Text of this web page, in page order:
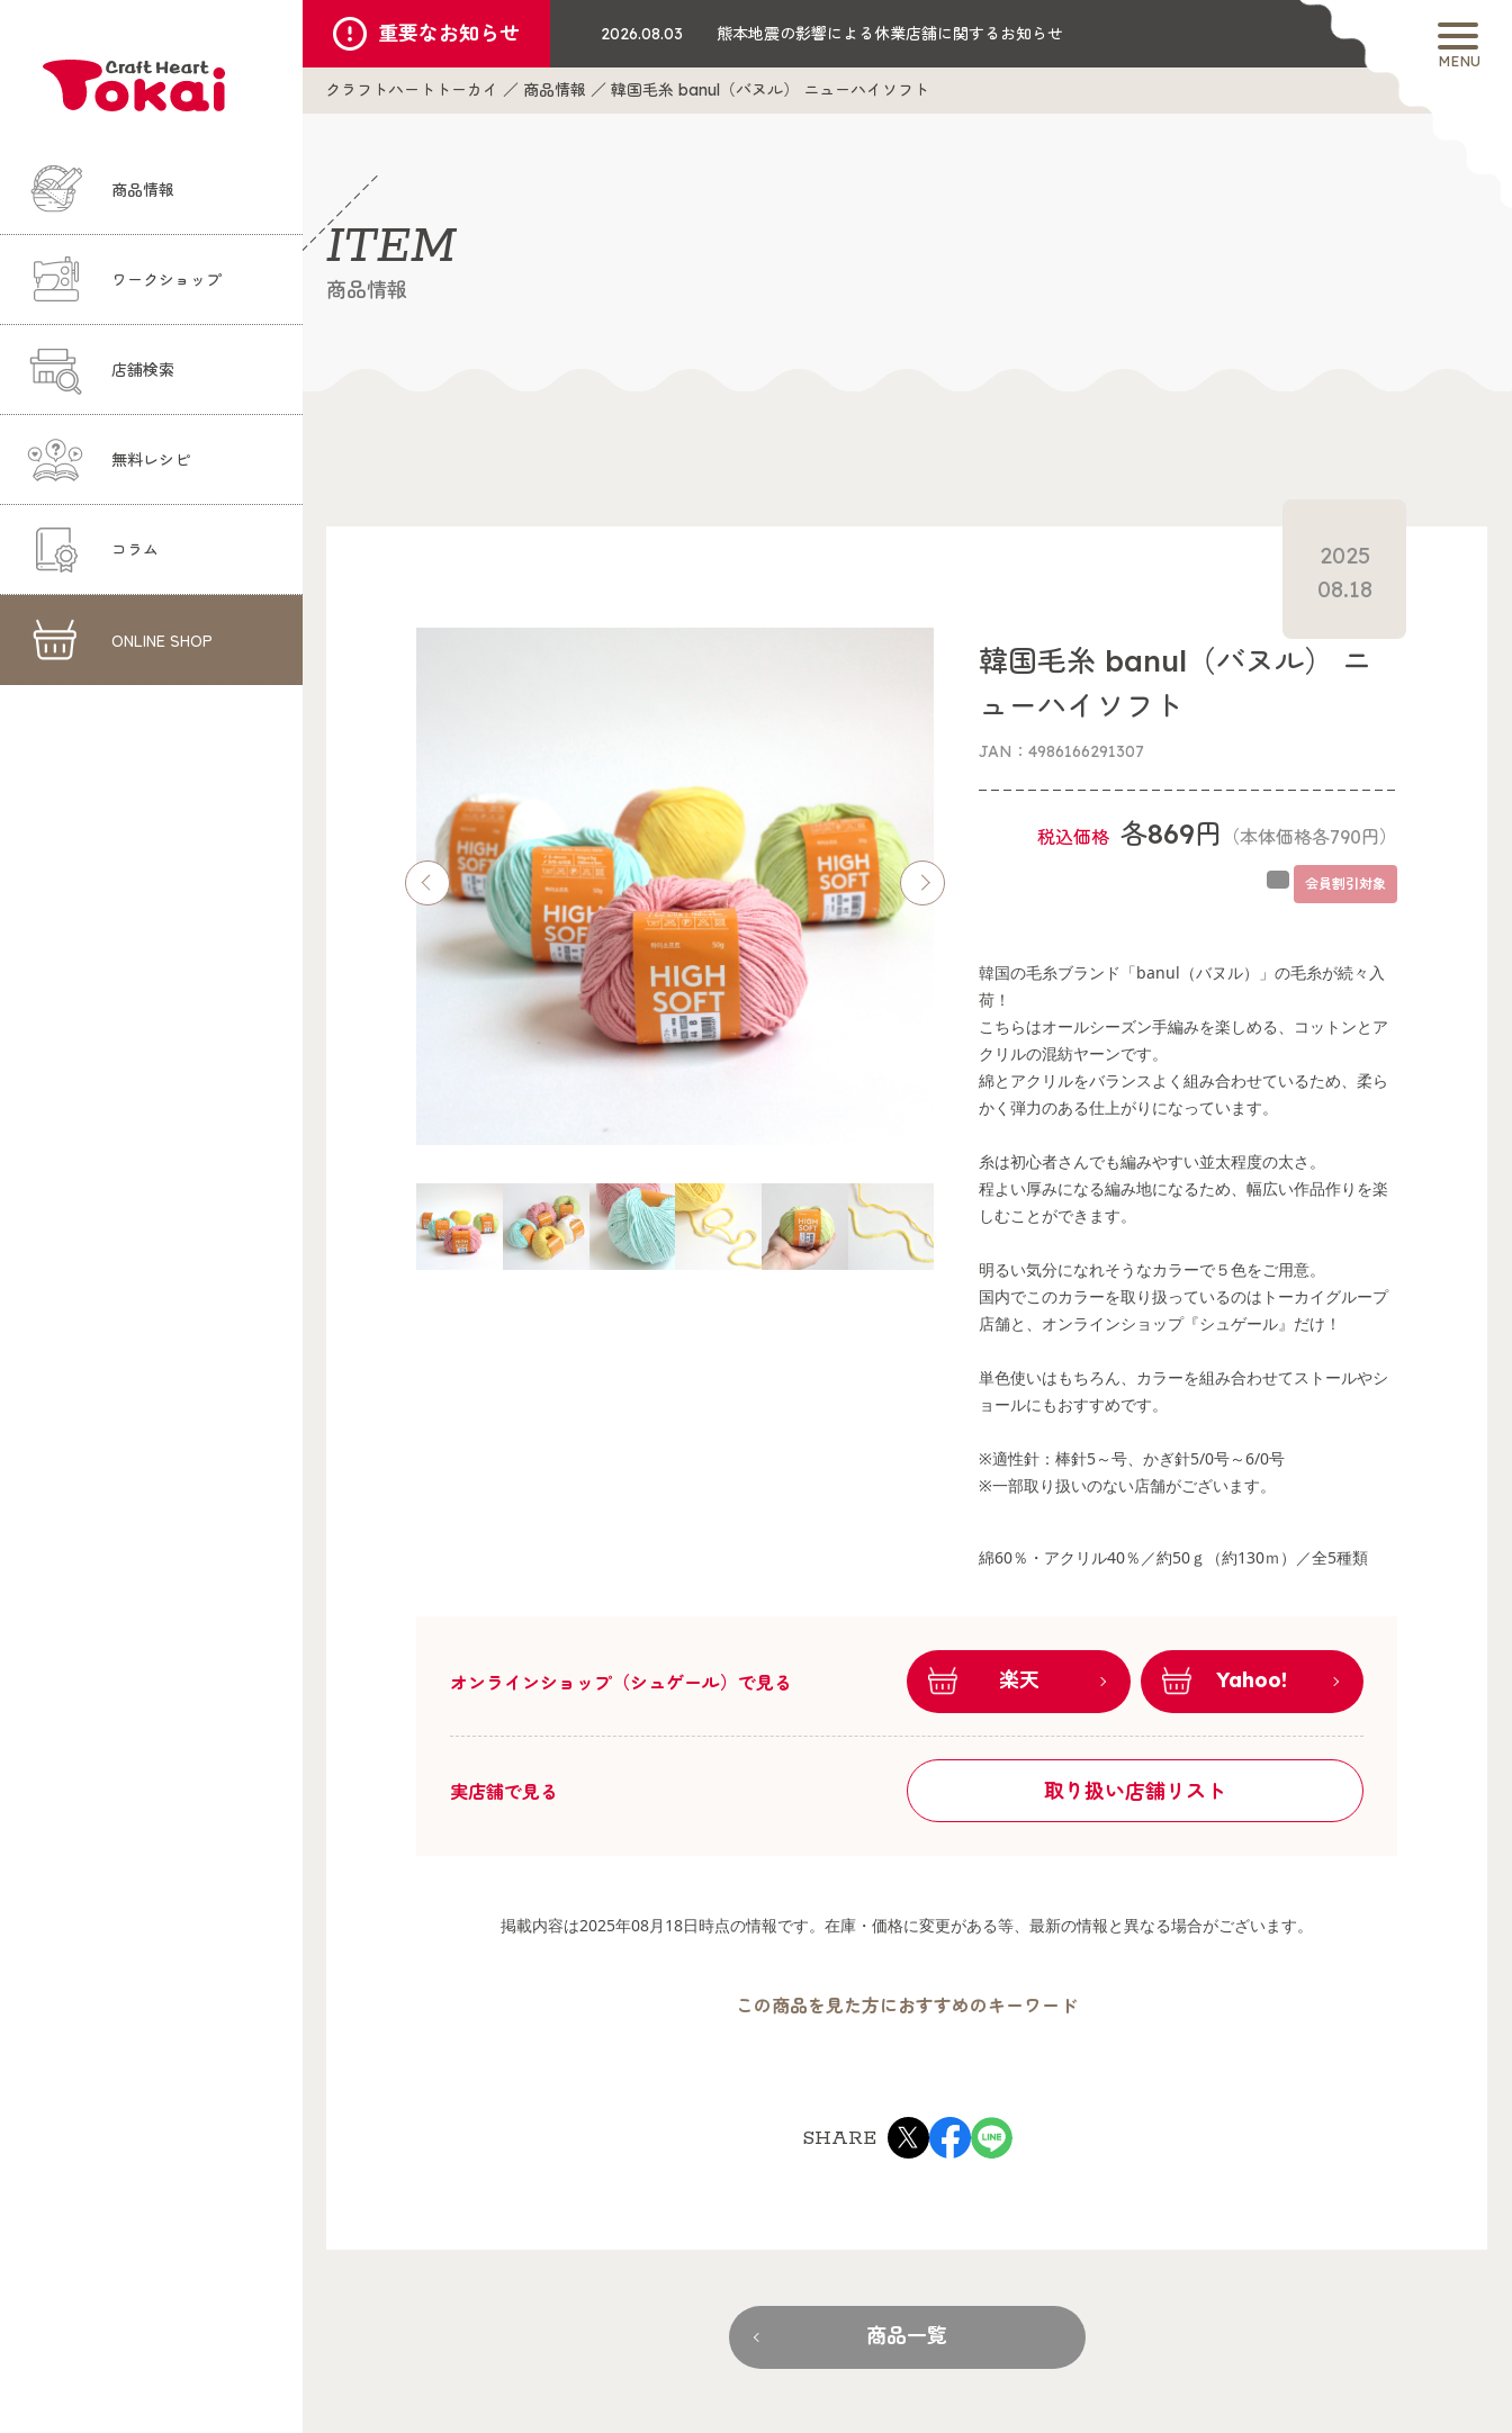
商品情報
ワークショップ
店舗検索
無料レシピ
コラム
ONLINE SHOP
MENU
重要なお知らせ 2026.08.03 熊本地震の影響による休業店舗に関するお知らせ
クラフトハートトーカイ 商品情報 韓国毛糸 banul（バヌル） ニューハイソフト
ITEM
商品情報
韓国毛糸 banul（バヌル） ニ
ューハイソフト
JAN：4986166291307
2025
08.18
税込価格 各869円 （本体価格各790円）
会員割引対象
韓国の毛糸ブランド「banul（バヌル）」の毛糸が続々入
荷！
こちらはオールシーズン手編みを楽しめる、コットンとア
クリルの混紡ヤーンです。
綿とアクリルをバランスよく組み合わせているため、柔ら
かく弾力のある仕上がりになっています。
糸は初心者さんでも編みやすい並太程度の太さ。
程よい厚みになる編み地になるため、幅広い作品作りを楽
しむことができます。
明るい気分になれそうなカラーで５色をご用意。
国内でこのカラーを取り扱っているのはトーカイグループ
店舗と、オンラインショップ『シュゲール』だけ！
単色使いはもちろん、カラーを組み合わせてストールやシ
ョールにもおすすめです。
※適性針：棒針5～号、かぎ針5/0号～6/0号
※一部取り扱いのない店舗がございます。
綿60％・アクリル40％／約50ｇ（約130ｍ）／全5種類
オンラインショップ（シュゲール）で見る 楽天 Yahoo!
実店舗で見る 取り扱い店舗リスト
掲載内容は2025年08月18日時点の情報です。在庫・価格に変更がある等、最新の情報と異なる場合がございます。
この商品を見た方におすすめのキーワード
SHARE
商品一覧